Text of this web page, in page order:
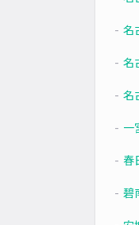
名
名
名
一
春
碧